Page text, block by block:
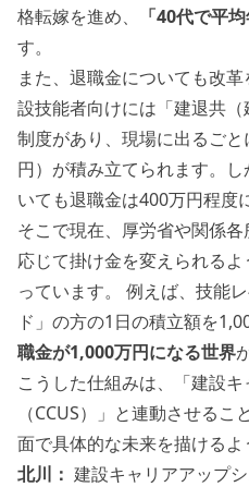
格転嫁を進め、
「40代で平
す。
また、退職金についても改
設技能者向けには「建退共
制度があり、現場に出るご
円）が積み立てられます。
いても退職金は400万円程度
そこで現在、厚労省や関係
応じて掛け金を変えられる
っています。 例えば、技能
ド」の方の1日の積立額を
職金が1,000万円になる世界
こうした仕組みは、「建設
（CCUS）」と連動させる
面で具体的な未来を描けるよ
北川： 建設キャリアアップ